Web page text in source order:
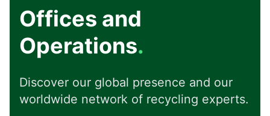
Offices and
Operations.
Discover our global presence and our
worldwide network of recycling experts.